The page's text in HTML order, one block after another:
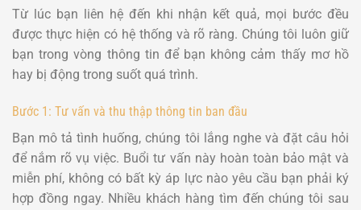
Từ lúc bạn liên hệ đến khi nhận kết quả, mọi bước đều
được thực hiện có hệ thống và rõ ràng. Chúng tôi luôn giữ
bạn trong vòng thông tin để bạn không cảm thấy mơ hồ
hay bị động trong suốt quá trình.
Bước 1: Tư vấn và thu thập thông tin ban đầu
Bạn mô tả tình huống, chúng tôi lắng nghe và đặt câu hỏi
để nắm rõ vụ việc. Buổi tư vấn này hoàn toàn bảo mật và
miễn phí, không có bất kỳ áp lực nào yêu cầu bạn phải ký
hợp đồng ngay. Nhiều khách hàng tìm đến chúng tôi sau